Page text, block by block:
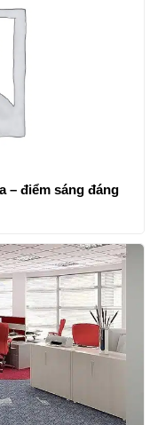
– điểm sáng đáng